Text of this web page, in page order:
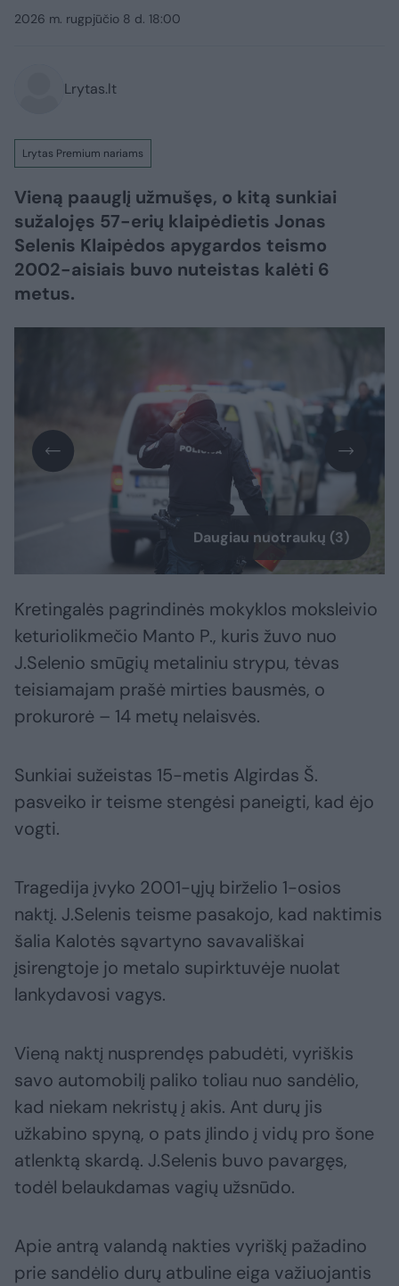
2026 m. rugpjūčio 8 d. 18:00
Lrytas.lt
Lrytas Premium nariams
Vieną paauglį užmušęs, o kitą sunkiai
sužalojęs 57-erių klaipėdietis Jonas
Selenis Klaipėdos apygardos teismo
2002-aisiais buvo nuteistas kalėti 6
metus.
Daugiau nuotraukų (3)
Kretingalės pagrindinės mokyklos moksleivio
keturiolikmečio Manto P., kuris žuvo nuo
J.Selenio smūgių metaliniu strypu, tėvas
teisiamajam prašė mirties bausmės, o
prokurorė – 14 metų nelaisvės.
Sunkiai sužeistas 15-metis Algirdas Š.
pasveiko ir teisme stengėsi paneigti, kad ėjo
vogti.
Tragedija įvyko 2001-ųjų birželio 1-osios
naktį. J.Selenis teisme pasakojo, kad naktimis
šalia Kalotės sąvartyno savavališkai
įsirengtoje jo metalo supirktuvėje nuolat
lankydavosi vagys.
Vieną naktį nusprendęs pabudėti, vyriškis
savo automobilį paliko toliau nuo sandėlio,
kad niekam nekristų į akis. Ant durų jis
užkabino spyną, o pats įlindo į vidų pro šone
atlenktą skardą. J.Selenis buvo pavargęs,
todėl belaukdamas vagių užsnūdo.
Apie antrą valandą nakties vyriškį pažadino
prie sandėlio durų atbuline eiga važiuojantis